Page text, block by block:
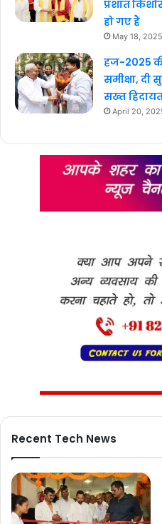
प्रशांत
हो गए हैं
May 18, 2025
हज-2025
समीक्षा,
सख्त
April 20,
Recent Tech News